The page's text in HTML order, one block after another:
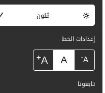
مُلون
إعدادات الخط
A
-
A
A
+
تابعونا